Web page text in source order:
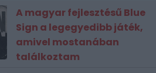
A magyar fejlesztésű Blue
Sign a legegyedibb játék,
amivel mostanában
találkoztam